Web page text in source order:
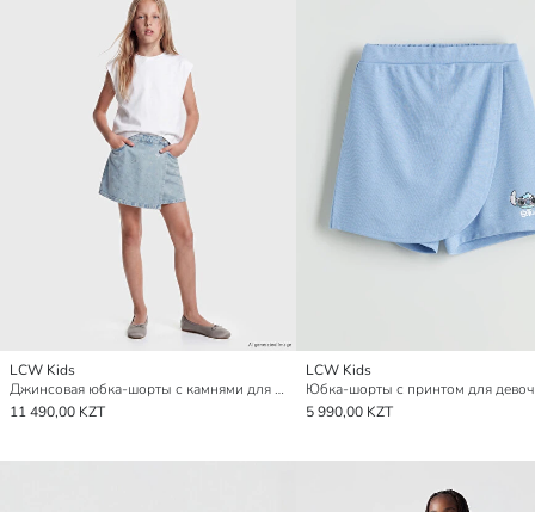
LCW Kids
Джинсовая юбка-шорты с камнями для девочек
11 490,00 KZT
LCW Kids
Юбка-шорты с принтом для
5 990,00 KZT